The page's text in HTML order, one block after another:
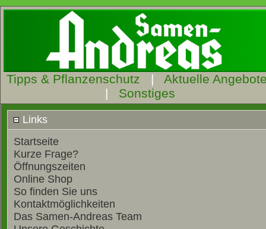
Tipps & Pflanzenschutz | Aktuelle
| Sonstiges
Links
Startseite
Kurze Frage?
Öffnungszeiten
Online Shop
So finden Sie uns
Kontaktmöglichkeiten
Das Samen-Andreas Team